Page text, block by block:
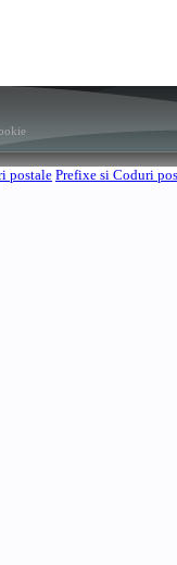
postalePrefixe si Coduri